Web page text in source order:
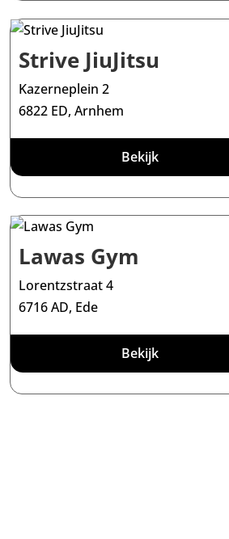
Strive JiuJitsu
Kazerneplein 2
6822 ED, Arnhem
Bekijk
Lawas Gym
Lorentzstraat 4
6716 AD, Ede
Bekijk